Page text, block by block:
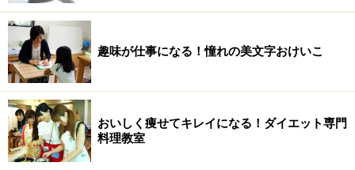
そして、 「マンツーマン型」
ひとりずつのペアになってレッスンをおこなうスタイル
のこと。下ごしらえから盛りつけまで、ひとつの作業工
程を丁寧に教わることができるのでしっかりマスターで
きます。ただしレッスン料は比較的、高めに設定されて
いるところが多いのが特徴です。
趣味が仕事になる！憧れの美文字おけいこ
おいしく痩せてキレイになる！ダイエット専門
料理教室